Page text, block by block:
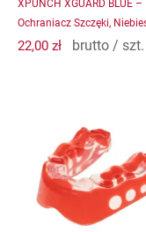
XPUNCH XGUARD BLUE –
Ochraniacz Szczęki,
22,00 zł brutto / szt.